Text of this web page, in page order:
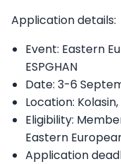
Application details:
Event: Eastern
ESPGHAN
Date: 3-6
Location:
Eligibility:
Eastern
Application